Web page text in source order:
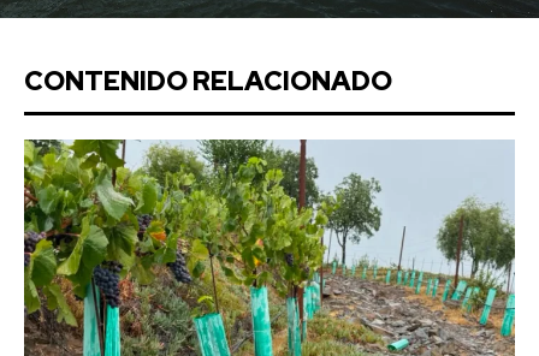
CONTENIDO RELACIONADO